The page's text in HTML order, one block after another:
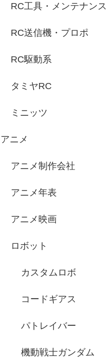
RC工具・メンテナンス
RC送信機・プロポ
RC駆動系
タミヤRC
ミニッツ
アニメ
アニメ制作会社
アニメ年表
アニメ映画
ロボット
カスタムロボ
コードギアス
パトレイバー
機動戦士ガンダム